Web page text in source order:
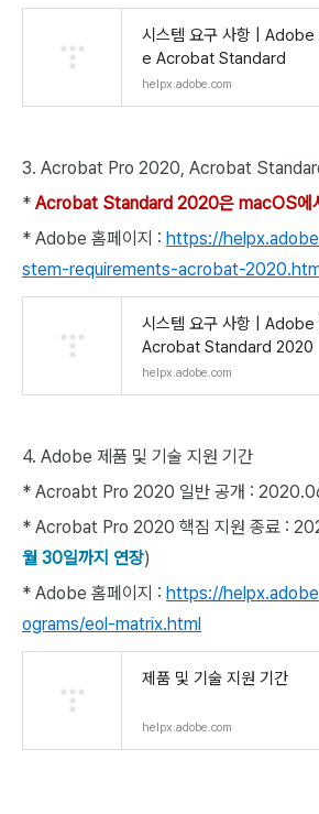
시스템 요구 사항 |
e Acrobat Standard
helpx.adobe.com
3. Acrobat Pro 2020, Acrobat
* Acrobat Standard 2020은 macOS에
* Adobe 홈페이지 : https://
stem-requirements-acrobat-
시스템 요구 사항 |
Acrobat Standard 2020
helpx.adobe.com
4. Adobe 제품 및 기술 지원 기간
* Acroabt Pro 2020 일반 공개 :
* Acrobat Pro 2020 핵짐 지원 종료 :
월 30일까지 연장)
* Adobe 홈페이지 : https://
ograms/eol-matrix.html
제품 및 기술 지원 기간
helpx.adobe.com